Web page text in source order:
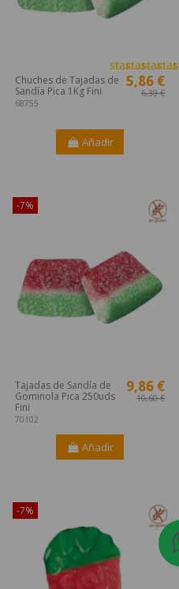
Chuches de Tajadas de
Sandía Pica 1Kg Fini
68755
5,86 €
6,30 €
starstarstarstar
Añadir
-7%
Tajadas de Sandía de
Gominola Pica 250uds
Fini
70102
9,86 €
10,60 €
Añadir
-7%